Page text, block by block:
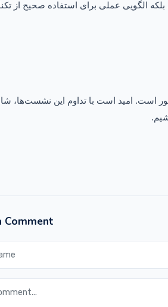
الگویی عملی برای استفاده صحیح از
است. امید است با تداوم این نشست‌ها،
.
Comment